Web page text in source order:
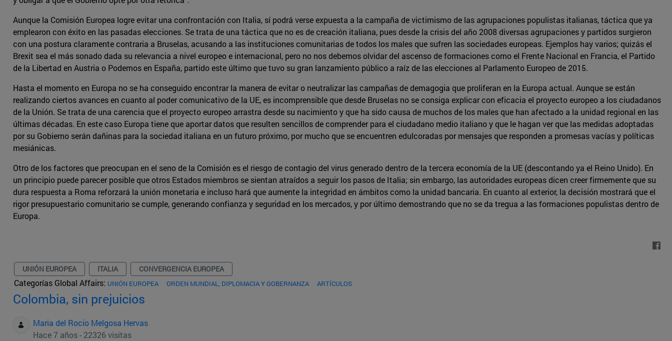
Aunque la Comisión Europea logre evitar una confrontación con Italia, sí podrá verse expuesta a la campaña de victimismo de las agrupaciones populistas italianas, táctica que ya
emplearon con éxito en las pasadas elecciones. Se trata de una táctica que no es de creación italiana, pues desde la crisis del año 2008 diversas agrupaciones y partidos surgieron
con una postura claramente contraria a Bruselas, acusando a las instituciones comunitarias de todos los males que sufren las sociedades europeas. Ejemplos hay varios; quizás el
Brexit sea el más sonado dada su relevancia a nivel europeo e internacional, pero no nos debemos olvidar del ascenso de formaciones como el Frente Nacional en Francia, el Partido
de la Libertad en Austria o Podemos en España, partido este último que tuvo su gran lanzamiento público a raíz de las elecciones al Parlamento Europeo de 2015.
Hasta el momento en Europa no se ha conseguido encontrar la manera de evitar o neutralizar las campañas de demagogia que proliferan en la Europa actual. Aunque se están
realizando ciertos avances en cuanto al poder comunicativo de la UE, es incomprensible que desde Bruselas no se consiga explicar con eficacia el proyecto europeo a los ciudadanos
de la Unión. Se trata de una carencia que el proyecto europeo arrastra desde su nacimiento y que ha sido causa de muchos de los males que han afectado a la unidad regional en las
últimas décadas. En este caso Europa tiene que aportar datos que resulten sencillos de comprender para el ciudadano medio italiano y que le hagan ver que las medidas adoptadas
por su Gobierno serán dañinas para la sociedad italiana en un futuro próximo, por mucho que se encuentren edulcoradas por mensajes que responden a promesas vacías y políticas
mesiánicas.
Otro de los factores que preocupan en el seno de la Comisión es el riesgo de contagio del virus generado dentro de la tercera economía de la UE (descontando ya el Reino Unido). En
un principio puede parecer posible que otros Estados miembros se sientan atraídos a seguir los pasos de Italia; sin embargo, las autoridades europeas dicen creer firmemente que su
dura respuesta a Roma reforzará la unión monetaria e incluso hará que aumente la integridad en ámbitos como la unidad bancaria. En cuanto al exterior, la decisión mostrará que el
rigor presupuestario comunitario se cumple, generando confianza y seguridad en los mercados, y por último demostrando que no se da tregua a las formaciones populistas dentro de
Europa.
UNIÓN EUROPEA ITALIA CONVERGENCIA EUROPEA
Categorías Global Affairs: UNIÓN EUROPEA ORDEN MUNDIAL, DIPLOMACIA Y GOBERNANZA ARTÍCULOS
Colombia, sin prejuicios
Maria del Rocio Melgosa Hervas
Hace 7 años - 22326 visitas